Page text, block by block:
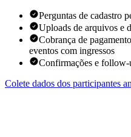
Perguntas de cadastro
Uploads de arquivos e
Cobrança de
eventos com ingressos
Confirmações e follow-
Colete dados dos participantes